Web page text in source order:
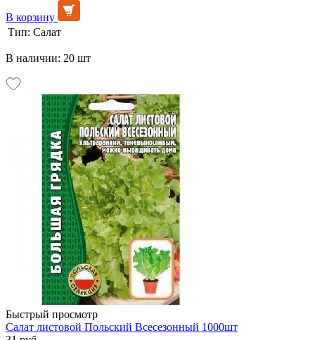
В корзину
Тип: Салат
В наличии: 20 шт
Быстрый просмотр
Салат листовой Польский Всесезонный 1000шт